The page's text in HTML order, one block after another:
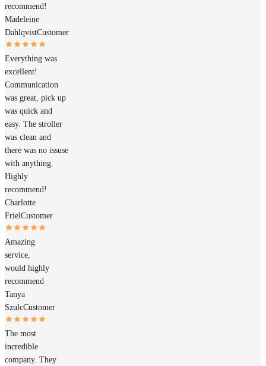
recommend!
Madeleine
DahlqvistCustomer
Everything was
excellent!
Communication
was great, pick up
was quick and
easy. The stroller
was clean and
there was no issuse
with anything.
Highly
recommend!
Charlotte
FrielCustomer
Amazing
service,
would highly
recommend
Tanya
SzulcCustomer
The most
incredible
company. They